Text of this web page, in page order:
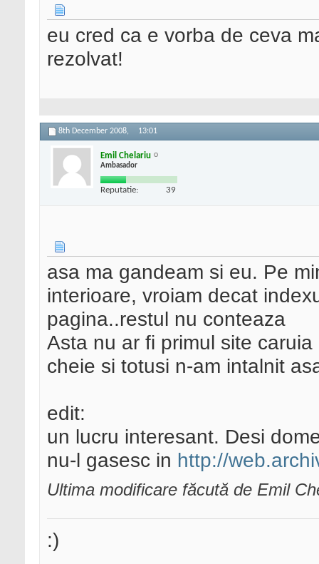
eu cred ca e vorba de ceva
rezolvat!
8th December 2008, 13:01
Emil Chelariu
Ambasador
Reputatie: 39
asa ma gandeam si eu. Pe
interioare, vroiam decat
pagina..restul nu conteaza
Asta nu ar fi primul site
cheie si totusi n-am intalnit
edit:
un lucru interesant. Desi
nu-l gasesc in http://
Ultima modificare făcută de Emil
:)